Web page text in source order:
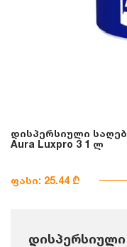
დისპერსიული
Aura Luxpro 3 1 ლ
ფასი: 25.44 ₾
დისპერსიული